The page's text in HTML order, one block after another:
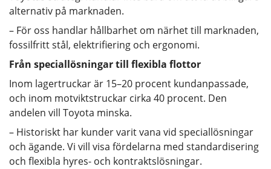
alternativ på marknaden.
– För oss handlar hållbarhet om närhet till marknaden,
fossilfritt stål, elektrifiering och ergonomi.
Från speciallösningar till flexibla flottor
Inom lagertruckar är 15–20 procent kundanpassade,
och inom motviktstruckar cirka 40 procent. Den
andelen vill Toyota minska.
– Historiskt har kunder varit vana vid speciallösningar
och ägande. Vi vill visa fördelarna med standardisering
och flexibla hyres- och kontraktslösningar.